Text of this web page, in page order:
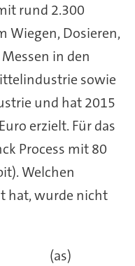
rund 2.300
Wiegen, Dosieren,
in den
sowie
und hat 2015
erzielt. Für das
Process mit 80
Welchen
hat, wurde nicht
(as)